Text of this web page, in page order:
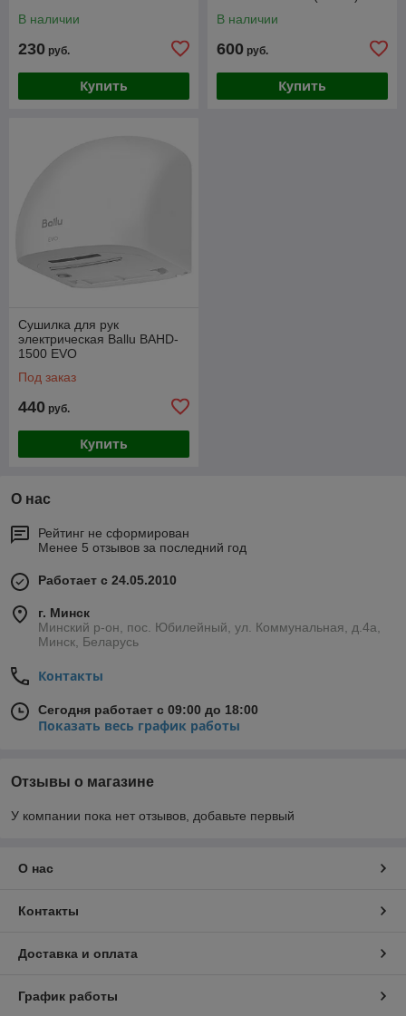
В наличии
230 руб.
Купить
В наличии
600 руб.
Купить
Сушилка для рук
электрическая Ballu BAHD-
1500 EVO
Под заказ
440 руб.
Купить
О нас
Рейтинг не сформирован
Менее 5 отзывов за последний год
Работает с 24.05.2010
г. Минск
Минский р-он, пос. Юбилейный, ул. Коммунальная, д.4а,
Минск, Беларусь
Контакты
Сегодня работает с 09:00 до 18:00
Показать весь график работы
Отзывы о магазине
У компании пока нет отзывов, добавьте первый
О нас
Контакты
Доставка и оплата
График работы